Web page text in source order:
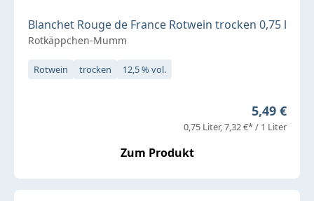
Blanchet Rouge de France Rotwein trocken 0,75 l
Rotkäppchen-Mumm
Rotwein trocken 12,5 % vol.
Regulärer
5,49 €
0,75 Liter 7,32 €* / 1 Liter
Zum Produkt